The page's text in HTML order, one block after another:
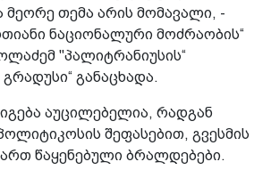
მეორე თემა არის მომავალი, -
ნაციონალური მოძრაობის“
"პალიტრანიუსის“
განაცხადა.
აუცილებელია, რადგან
შეფასებით, გვესმის
წაყენებული ბრალდებები.